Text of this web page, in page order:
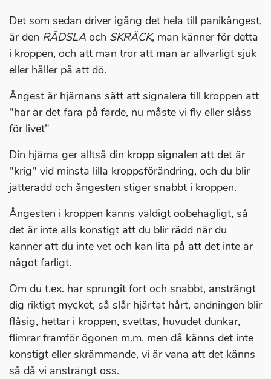
Det som sedan driver igång det hela till panikångest,
är den RÄDSLA och SKRÄCK, man känner för detta
i kroppen, och att man tror att man är allvarligt sjuk
eller håller på att dö.
Ångest är hjärnans sätt att signalera till kroppen att
"här är det fara på färde, nu måste vi fly eller slåss
för livet"
Din hjärna ger alltså din kropp signalen att det är
"krig" vid minsta lilla kroppsförändring, och du blir
jätterädd och ångesten stiger snabbt i kroppen.
Ångesten i kroppen känns väldigt oobehagligt, så
det är inte alls konstigt att du blir rädd när du
känner att du inte vet och kan lita på att det inte är
något farligt.
Om du t.ex. har sprungit fort och snabbt, ansträngt
dig riktigt mycket, så slår hjärtat hårt, andningen blir
flåsig, hettar i kroppen, svettas, huvudet dunkar,
flimrar framför ögonen m.m. men då känns det inte
konstigt eller skrämmande, vi är vana att det känns
så då vi ansträngt oss.